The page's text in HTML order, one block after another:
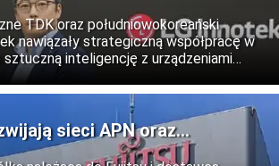
TDK oraz południowokoreański
nawiązały strategiczną współpracę w
inteligencję z urządzeniami
wspólnie opracować nowe generacje
dotyku w robotach
sieci APN oraz